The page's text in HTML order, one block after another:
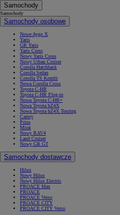
Samochody
Samochody
Samochody osobowe
Nowe Aygo X
Yaris
GR Yaris
Yaris Cross
Nowy Yaris Cross
Nowy Urban Cruiser
Corolla Hatchback
Corolla Sedan
Corolla TS Kombi
Nowa Corolla Cross
Toyota C-HR
Toyota C-HR Plug-in
Nowa Toyota C-HR+
Nowa Toyota bZ4X
Nowa Toyota bZ4X Touring
Camry
Prius
Mirai
Nowy RAV4
Land Cruiser
Nowy GR GT
Samochody dostawcze
Hilux
Nowy Hilux
Nowy Hilux Electric
PROACE Max
PROACE
PROACE Verso
PROACE CITY
PROACE CITY Verso